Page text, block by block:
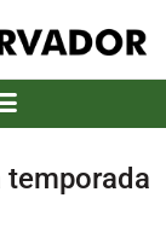
temporada